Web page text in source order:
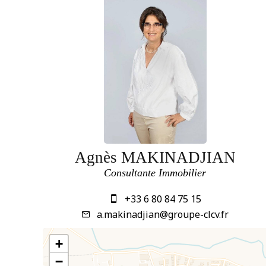
Agnès MAKINADJIAN
Consultante Immobilier
+33 6 80 84 75 15
a.makinadjian@groupe-clcv.fr
+
−